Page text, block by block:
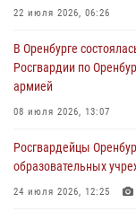
24 июля 2026, 12:25
При силовой
проведён рейд по
23 июля 2026, 10:47
22 июля 2026, 06:26
В Оренбурге
Росгвардии по
армией
08 июля 2026, 13:07
Росгвардейцы
образовательных
24 июля 2026, 12:25